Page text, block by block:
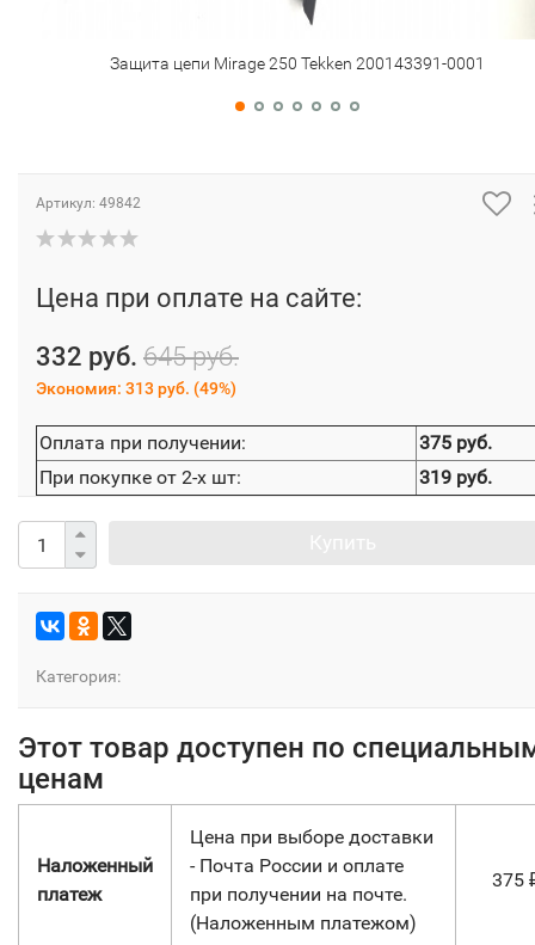
Защита цепи Mirage 250 Tekken 200143391-0001
Артикул: 49842
Цена при оплате на сайте:
332 руб. 645 руб.
Экономия: 313 руб. (49%)
Оплата при получении:
375 руб.
При покупке от 2-х шт:
319 руб.
Категория:
Этот товар доступен по
ценам
Наложенный
платеж
Цена при выборе доставки
- Почта России и оплате
при получении на почте.
(Наложенным платежом)
375